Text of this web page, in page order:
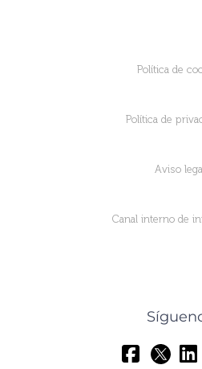
Política de
Política de
Aviso
Canal interno de